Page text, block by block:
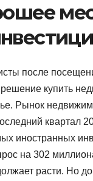
после
купить
Рынок
квартал
иностранных
на 302
расти. Но